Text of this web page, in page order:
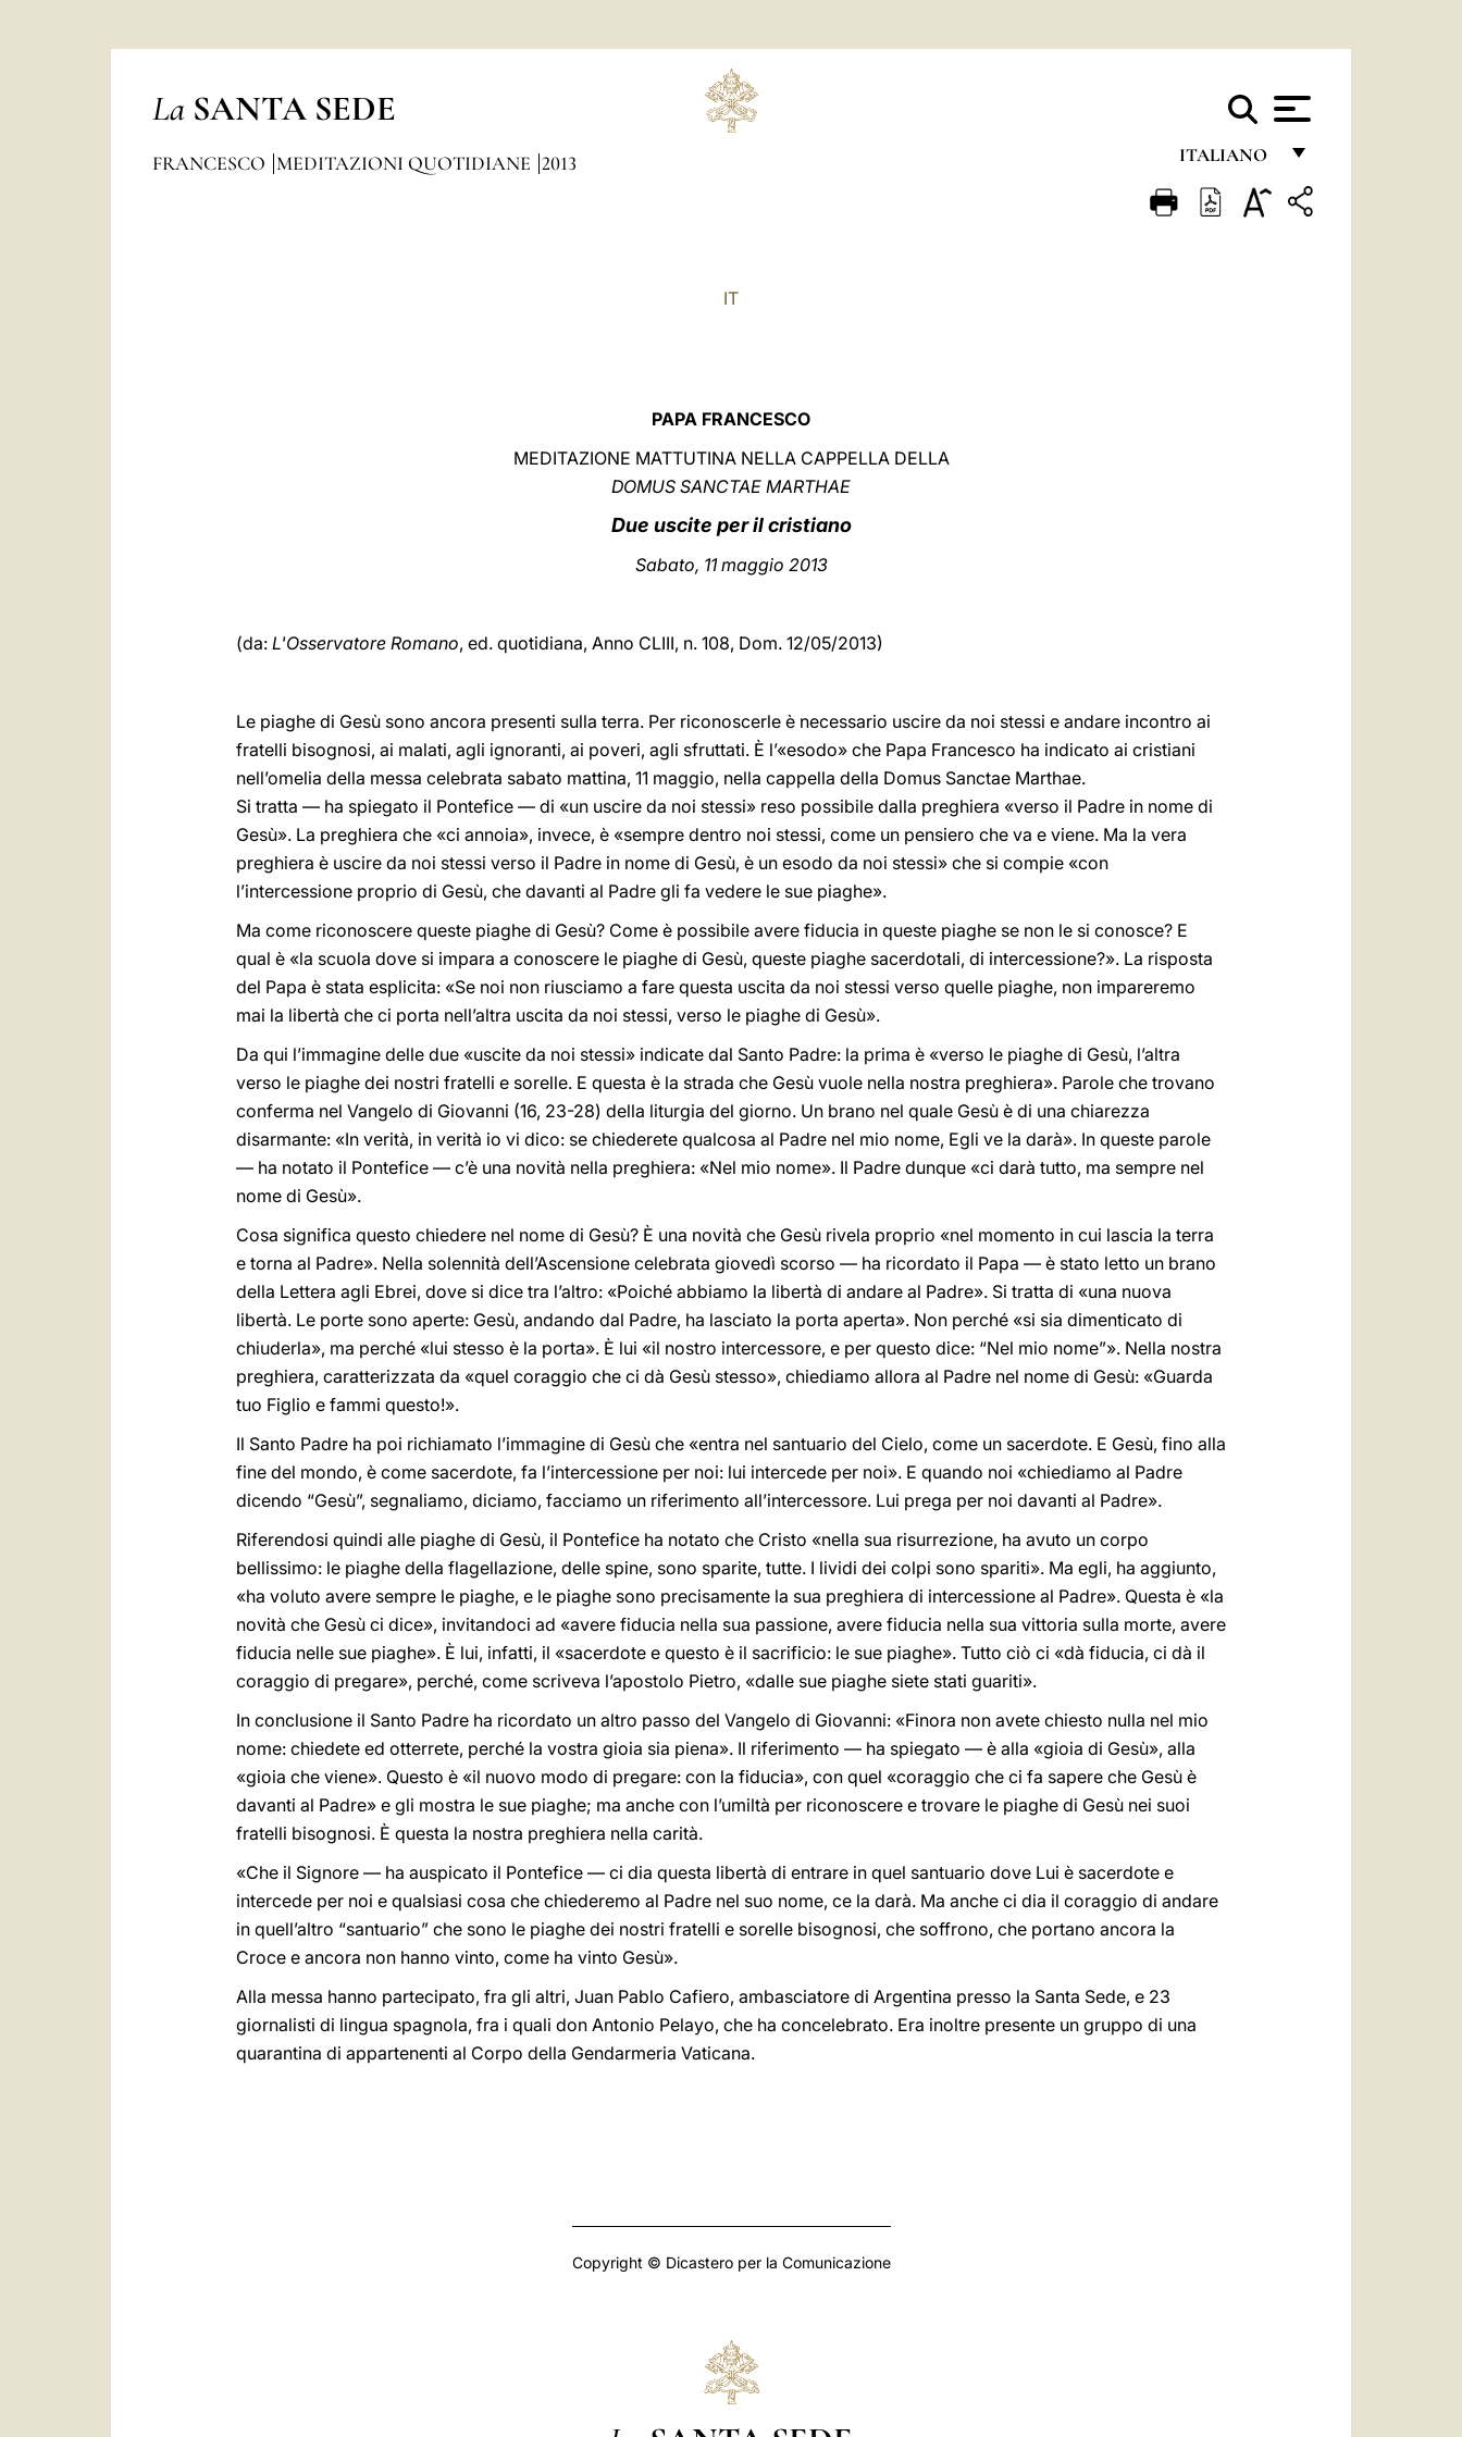
La SANTA SEDE
ITALIANO
FRANÇAIS
FRANCESCO MEDITAZIONI QUOTIDIANE 2013
IT
PAPA FRANCESCO
MEDITAZIONE MATTUTINA NELLA CAPPELLA DELLA
DOMUS SANCTAE MARTHAE
Due uscite per il cristiano
Sabato, 11 maggio 2013
(da: L'Osservatore Romano, ed. quotidiana, Anno CLIII, n. 108, Dom. 12/05/2013)
Le piaghe di Gesù sono ancora presenti sulla terra. Per riconoscerle è necessario uscire da noi stessi e andare incontro ai
fratelli bisognosi, ai malati, agli ignoranti, ai poveri, agli sfruttati. È l’«esodo» che Papa Francesco ha indicato ai cristiani
nell’omelia della messa celebrata sabato mattina, 11 maggio, nella cappella della Domus Sanctae Marthae.
Si tratta — ha spiegato il Pontefice — di «un uscire da noi stessi» reso possibile dalla preghiera «verso il Padre in nome di
Gesù». La preghiera che «ci annoia», invece, è «sempre dentro noi stessi, come un pensiero che va e viene. Ma la vera
preghiera è uscire da noi stessi verso il Padre in nome di Gesù, è un esodo da noi stessi» che si compie «con
l’intercessione proprio di Gesù, che davanti al Padre gli fa vedere le sue piaghe».
Ma come riconoscere queste piaghe di Gesù? Come è possibile avere fiducia in queste piaghe se non le si conosce? E
qual è «la scuola dove si impara a conoscere le piaghe di Gesù, queste piaghe sacerdotali, di intercessione?». La risposta
del Papa è stata esplicita: «Se noi non riusciamo a fare questa uscita da noi stessi verso quelle piaghe, non impareremo
mai la libertà che ci porta nell’altra uscita da noi stessi, verso le piaghe di Gesù».
Da qui l’immagine delle due «uscite da noi stessi» indicate dal Santo Padre: la prima è «verso le piaghe di Gesù, l’altra
verso le piaghe dei nostri fratelli e sorelle. E questa è la strada che Gesù vuole nella nostra preghiera». Parole che trovano
conferma nel Vangelo di Giovanni (16, 23-28) della liturgia del giorno. Un brano nel quale Gesù è di una chiarezza
disarmante: «In verità, in verità io vi dico: se chiederete qualcosa al Padre nel mio nome, Egli ve la darà». In queste parole
— ha notato il Pontefice — c’è una novità nella preghiera: «Nel mio nome». Il Padre dunque «ci darà tutto, ma sempre nel
nome di Gesù».
Cosa significa questo chiedere nel nome di Gesù? È una novità che Gesù rivela proprio «nel momento in cui lascia la terra
e torna al Padre». Nella solennità dell’Ascensione celebrata giovedì scorso — ha ricordato il Papa — è stato letto un brano
della Lettera agli Ebrei, dove si dice tra l’altro: «Poiché abbiamo la libertà di andare al Padre». Si tratta di «una nuova
libertà. Le porte sono aperte: Gesù, andando dal Padre, ha lasciato la porta aperta». Non perché «si sia dimenticato di
chiuderla», ma perché «lui stesso è la porta». È lui «il nostro intercessore, e per questo dice: “Nel mio nome”». Nella nostra
preghiera, caratterizzata da «quel coraggio che ci dà Gesù stesso», chiediamo allora al Padre nel nome di Gesù: «Guarda
tuo Figlio e fammi questo!».
Il Santo Padre ha poi richiamato l’immagine di Gesù che «entra nel santuario del Cielo, come un sacerdote. E Gesù, fino alla
fine del mondo, è come sacerdote, fa l’intercessione per noi: lui intercede per noi». E quando noi «chiediamo al Padre
dicendo “Gesù”, segnaliamo, diciamo, facciamo un riferimento all’intercessore. Lui prega per noi davanti al Padre».
Riferendosi quindi alle piaghe di Gesù, il Pontefice ha notato che Cristo «nella sua risurrezione, ha avuto un corpo
bellissimo: le piaghe della flagellazione, delle spine, sono sparite, tutte. I lividi dei colpi sono spariti». Ma egli, ha aggiunto,
«ha voluto avere sempre le piaghe, e le piaghe sono precisamente la sua preghiera di intercessione al Padre». Questa è «la
novità che Gesù ci dice», invitandoci ad «avere fiducia nella sua passione, avere fiducia nella sua vittoria sulla morte, avere
fiducia nelle sue piaghe». È lui, infatti, il «sacerdote e questo è il sacrificio: le sue piaghe». Tutto ciò ci «dà fiducia, ci dà il
coraggio di pregare», perché, come scriveva l’apostolo Pietro, «dalle sue piaghe siete stati guariti».
In conclusione il Santo Padre ha ricordato un altro passo del Vangelo di Giovanni: «Finora non avete chiesto nulla nel mio
nome: chiedete ed otterrete, perché la vostra gioia sia piena». Il riferimento — ha spiegato — è alla «gioia di Gesù», alla
«gioia che viene». Questo è «il nuovo modo di pregare: con la fiducia», con quel «coraggio che ci fa sapere che Gesù è
davanti al Padre» e gli mostra le sue piaghe; ma anche con l’umiltà per riconoscere e trovare le piaghe di Gesù nei suoi
fratelli bisognosi. È questa la nostra preghiera nella carità.
«Che il Signore — ha auspicato il Pontefice — ci dia questa libertà di entrare in quel santuario dove Lui è sacerdote e
intercede per noi e qualsiasi cosa che chiederemo al Padre nel suo nome, ce la darà. Ma anche ci dia il coraggio di andare
in quell’altro “santuario” che sono le piaghe dei nostri fratelli e sorelle bisognosi, che soffrono, che portano ancora la
Croce e ancora non hanno vinto, come ha vinto Gesù».
Alla messa hanno partecipato, fra gli altri, Juan Pablo Cafiero, ambasciatore di Argentina presso la Santa Sede, e 23
giornalisti di lingua spagnola, fra i quali don Antonio Pelayo, che ha concelebrato. Era inoltre presente un gruppo di una
quarantina di appartenenti al Corpo della Gendarmeria Vaticana.
Copyright © Dicastero per la Comunicazione